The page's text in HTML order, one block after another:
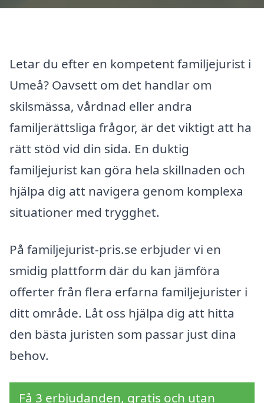
Letar du efter en kompetent familjejurist i
Umeå? Oavsett om det handlar om
skilsmässa, vårdnad eller andra
familjerättsliga frågor, är det viktigt att ha
rätt stöd vid din sida. En duktig
familjejurist kan göra hela skillnaden och
hjälpa dig att navigera genom komplexa
situationer med trygghet.
På familjejurist-pris.se erbjuder vi en
smidig plattform där du kan jämföra
offerter från flera erfarna familjejurister i
ditt område. Låt oss hjälpa dig att hitta
den bästa juristen som passar just dina
behov.
Få 3 erbjudanden, gratis och utan